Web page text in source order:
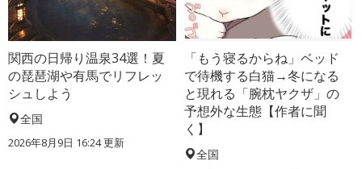
関西の日帰り温泉34選！夏
の琵琶湖や有馬でリフレッ
シュしよう
全国
2026年8月9日 16:24更新
「もう寝るからね」ベッド
で待機する白猫→冬になる
と現れる「腕枕ヤクザ」の
予想外な生態【作者に聞
く】
全国